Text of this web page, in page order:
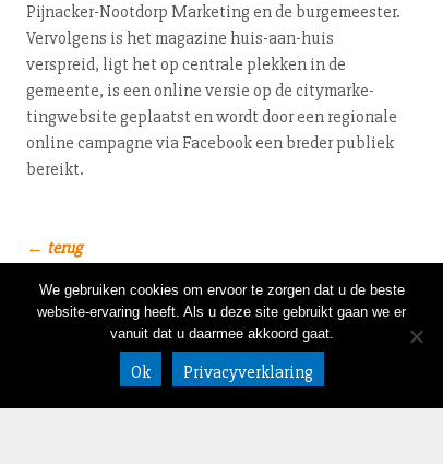
Pijn­ac­ker-Noot­dorp Marketing en de bur­ge­mees­ter.
Vervolgens is het magazine huis-aan-huis
verspreid, ligt het op centrale plekken in de
gemeente, is een online versie op de ci­ty­mar­ke­
ting­web­si­te geplaatst en wordt door een regionale
online campagne via Facebook een breder publiek
bereikt.
← terug
020 632 58 05
info@bureaub
uhrs.nl
NIEUWSBRIEF LINKEDIN
CONTACT
We gebruiken cookies om ervoor te zorgen dat u de beste
website-ervaring heeft. Als u deze site gebruikt gaan we er
vanuit dat u daarmee akkoord gaat.
Ok Privacyverklaring